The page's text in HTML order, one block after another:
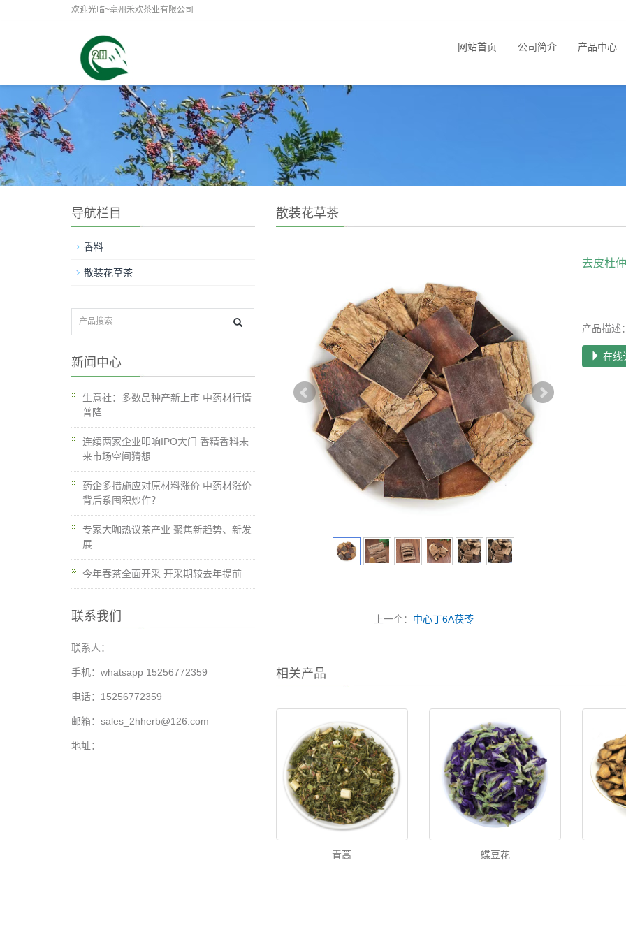
欢迎光临~亳州禾欢茶业有限公司
网站首页 公司简介 产品中心
散装花草茶
去皮杜仲
产品描述：
在线
上一个： 中心丁6A茯苓
相关产品
青蒿 蝶豆花
导航栏目
香料
散装花草茶
新闻中心
生意社：多数品种产新上市 中药材行情
普降
连续两家企业叩响IPO大门 香精香料未
来市场空间猜想
药企多措施应对原材料涨价 中药材涨价
背后系囤积炒作？
专家大咖热议茶产业 聚焦新趋势、新发
展
今年春茶全面开采 开采期较去年提前
联系我们
联系人：
手机：whatsapp 15256772359
电话：15256772359
邮箱：sales_2hherb@126.com
地址：